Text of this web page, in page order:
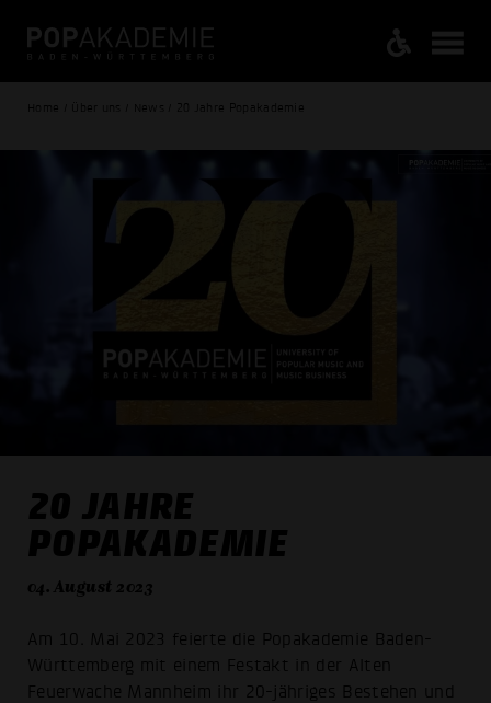
Home / Über uns / News / 20 Jahre Popakademie
20 JAHRE
POPAKADEMIE
04. August 2023
Am 10. Mai 2023 feierte die Popakademie Baden-
Württemberg mit einem Festakt in der Alten
Feuerwache Mannheim ihr 20-jähriges Bestehen und